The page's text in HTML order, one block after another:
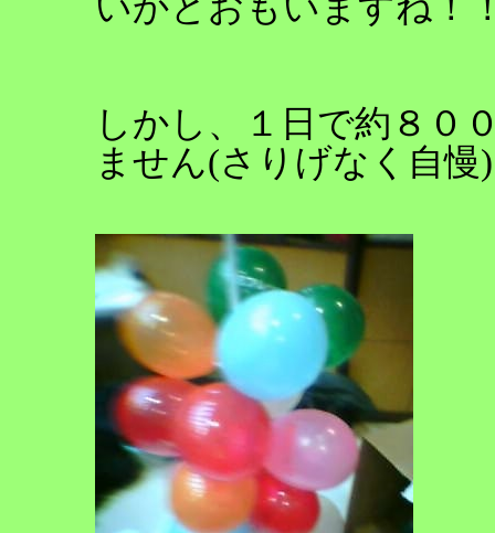
しかし、１日で約８０
ません(さりげなく自慢